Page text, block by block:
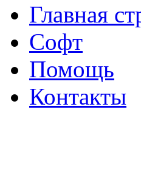
Главная
Софт
Помощь
Контакты